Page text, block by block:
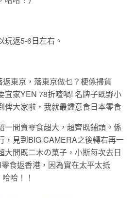
玩返5-6日左右。
東京，落東京做乜？梗係掃貨
宜家YEN 78折喳喎! 名牌子既野小
俾大家啦，我就最鍾意食日本零食
一間賣零食超大，超齊既鋪頭。係
，見到BIG CAMERA之後轉右再一
大間既二木の菓子，小斯每次去日
食返香港，因為實在太平太抵
哈！！